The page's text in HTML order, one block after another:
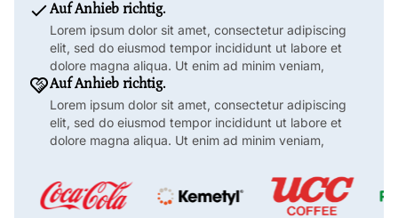
Auf Anhieb richtig.
Lorem ipsum dolor sit amet, consectetur adipiscing
elit, sed do eiusmod tempor incididunt ut labore et
dolore magna aliqua. Ut enim ad minim veniam,
Auf Anhieb richtig.
Lorem ipsum dolor sit amet, consectetur adipiscing
elit, sed do eiusmod tempor incididunt ut labore et
dolore magna aliqua. Ut enim ad minim veniam,